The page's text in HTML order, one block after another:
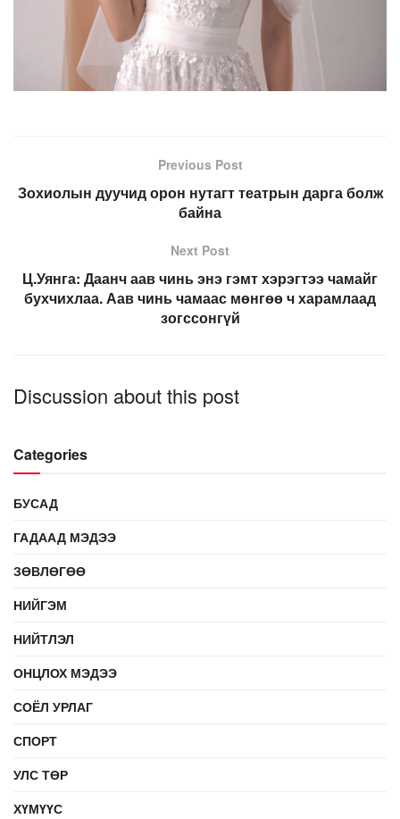
Previous Post
Зохиолын дуучид орон нутагт театрын дарга болж
байна
Next Post
Ц.Уянга: Даанч аав чинь энэ гэмт хэрэгтээ чамайг
бухчихлаа. Аав чинь чамаас мөнгөө ч харамлаад
зогссонгүй
Discussion about this post
Categories
БУСАД
ГАДААД МЭДЭЭ
ЗӨВЛӨГӨӨ
НИЙГЭМ
НИЙТЛЭЛ
ОНЦЛОХ МЭДЭЭ
СОЁЛ УРЛАГ
СПОРТ
УЛС ТӨР
ХҮМҮҮС